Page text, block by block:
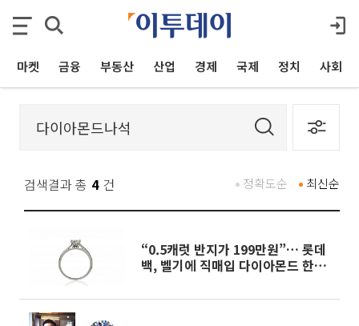
마켓 금융 부동산 산업 경제 국제 정치 사회
검색결과 총 4 건 최신순
정확도순
“0.5캐럿 반지가 199만원”… 롯데
백, 벨기에 직매입 다이아몬드 한정